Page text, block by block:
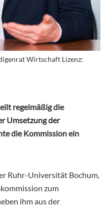
Wirtschaft Lizenz:
regelmäßig die
Umsetzung der
die Kommission ein
Ruhr-Universität Bochum,
zum
ihm aus der